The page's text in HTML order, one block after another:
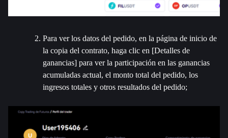
Para ver los datos del pedido, en la página de inicio de
la copia del contrato, haga clic en [Detalles de
ganancias] para ver la participación en las ganancias
acumuladas actual, el monto total del pedido, los
ingresos totales y otros resultados del pedido;